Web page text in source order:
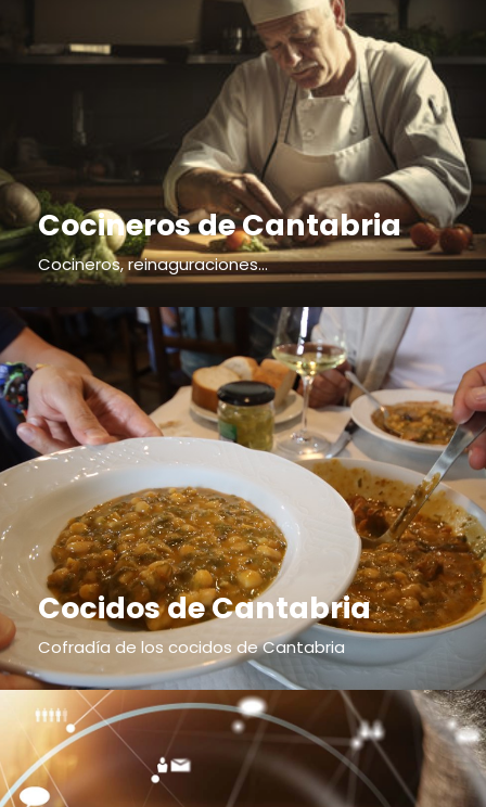
Cocineros de Cantabria
Cocineros, reinaguraciones...
Cocidos de Cantabria
Cofradía de los cocidos de Cantabria